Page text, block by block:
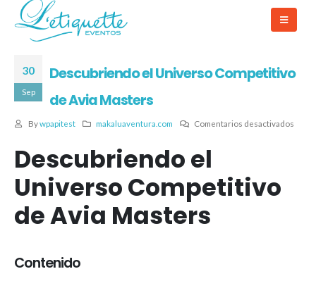
30
Sep
Descubriendo el Universo Competitivo
de Avia Masters
Bywpapitest makaluaventura.com Comentarios desactivados
Descubriendo el
Universo Competitivo
de Avia Masters
Contenido